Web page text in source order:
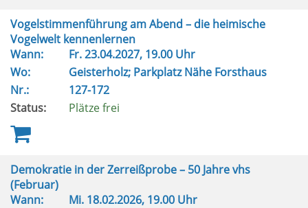
Vogelstimmenführung am Abend – die heimische
Vogelwelt kennenlernen
Wann:
Fr.23.04.2027, 19.00 Uhr
Wo:
Geisterholz; Parkplatz Nähe Forsthaus
Nr.:
127-172
Status:
Plätze frei
Demokratie in der Zerreißprobe – 50 Jahre vhs
(Februar)
Wann:
Mi. 18.02.2026, 19.00 Uhr